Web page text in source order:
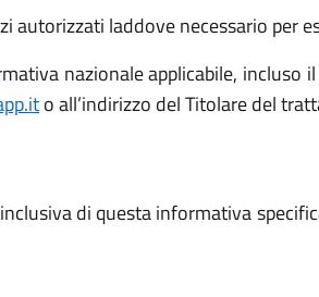
laddove necessario per
nazionale applicabile, incluso
o all’indirizzo del Titolare del
di questa informativa